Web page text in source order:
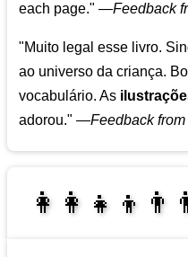
each page." —Feedback
"Muito legal esse livro.
ao universo da criança.
vocabulário. As
adorou." —Feedback